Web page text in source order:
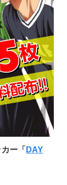
ー「 DAY